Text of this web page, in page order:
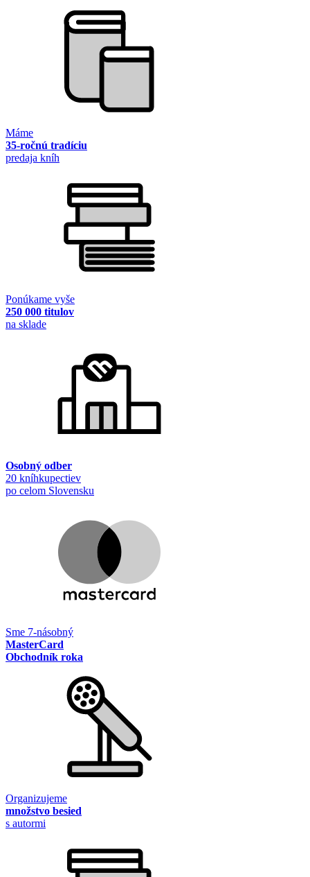
Máme
35-ročnú tradíciu
predaja kníh
Ponúkame vyše
250 000 titulov
na sklade
Osobný odber
20 kníhkupectiev
po celom Slovensku
Sme 7-násobný
MasterCard
Obchodník roka
Organizujeme
množstvo besied
s autormi